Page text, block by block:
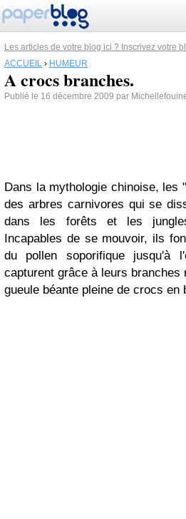
Les articles de votre blog ici ? Inscrivez votre
ACCUEIL › HUMEUR
A crocs branches.
Publié le 16 décembre 2009 par
Dans la mythologie chinoise, les
des arbres carnivores qui se
dans les forêts et les
Incapables de se mouvoir, ils
du pollen soporifique jusqu'à
capturent grâce à leurs branches
gueule béante pleine de crocs en